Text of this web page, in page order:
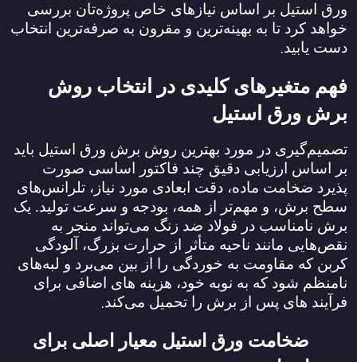
ورق استیل بر اساس نیازهای خاص پروژه‌تان بررسی
خواهد کرد تا به بهینه‌ترین و مقرون‌ به‌ صرفه‌ترین انتخاب
دست یابید.
فهم متغیرهای کلیدی در انتخاب روش
برش ورق استیل
تصمیم‌گیری در مورد بهترین روش برش ورق استیل باید
بر اساس ارزیابی دقیق چند فاکتور اساسی صورت
پذیرد ضخامت ماده، دقت ابعادی مورد نیاز، تلرانس‌های
سطح برش، و مهم‌تر از همه، بودجه و سرعت تولید. یک
برش نامناسب در فولاد ضد زنگ می‌تواند منجر به
نقص‌هایی مانند ناحیه متأثر از حرارت بزرگ، آلودگی
کربن که مقاومت به خوردگی را از بین می‌برد و لبه‌های
نامنظم شود که به نوبه خود، هزینه‌ های اضافی برای
فرآیند های پس از برش را تحمیل می‌کند.
ضخامت ورق استیل معیار اصلی برای